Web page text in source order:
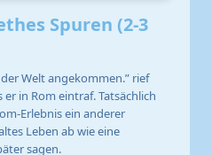
Spuren (2-3
Welt angekommen.” rief
in Rom eintraf. Tatsächlich
Erlebnis ein anderer
Leben ab wie eine
sagen.